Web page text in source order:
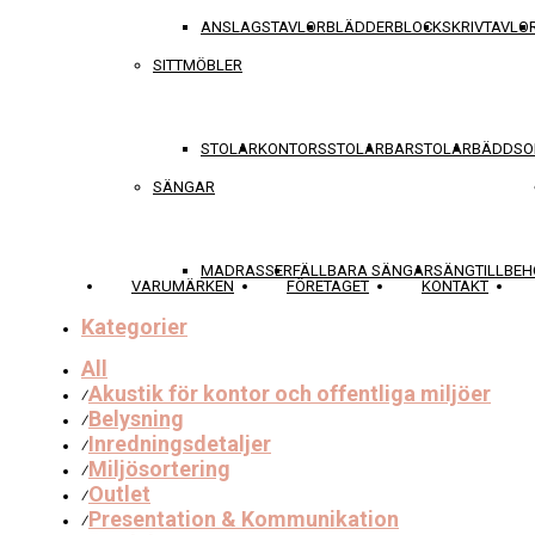
ANSLAGSTAVLORBLÄDDERBLOCK
SITTMÖBLER
STOLARKONTORSSTOLARBARSTOLAR
SÄNGAR
MADRASSERFÄLLBARA SÄNGAR
VARUMÄRKEN FÖRETAGET KONTAKT
Kategorier
All
⁄Akustik för kontor och offentliga miljöer
⁄Belysning
⁄Inredningsdetaljer
⁄Miljösortering
⁄Outlet
⁄Presentation & Kommunikation